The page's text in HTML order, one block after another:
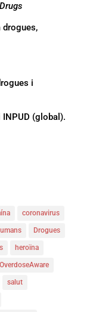
drogues,
i
INPUD (global).
coronavirus
Drogues
heroïna
OverdoseAware
salut